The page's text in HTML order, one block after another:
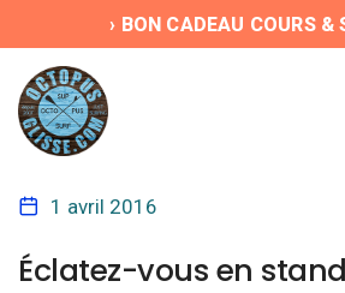
› BON CADEAU COURS &
1 avril 2016
Éclatez-vous en